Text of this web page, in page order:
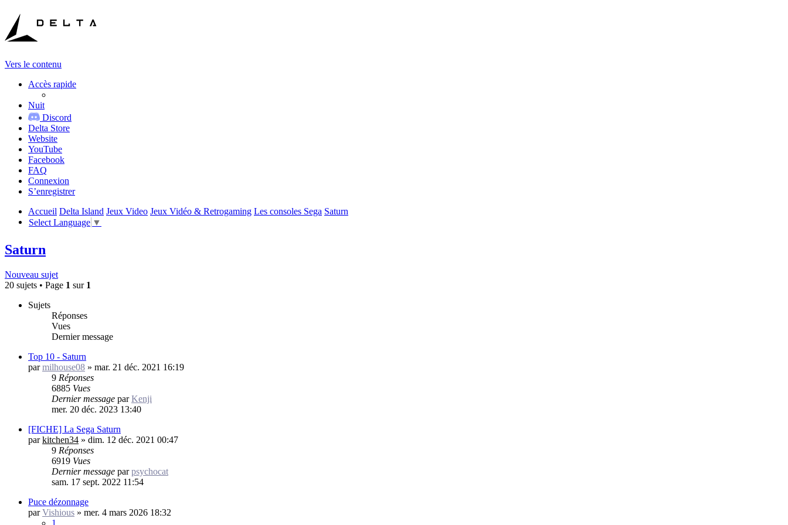
Vers le contenu
Accès rapide
Nuit
Discord
Delta Store
Website
YouTube
Facebook
FAQ
Connexion
S’enregistrer
Accueil Delta Island Jeux Video Jeux Vidéo & Retrogaming Les consoles Sega Saturn
Select Language ▼
Saturn
Nouveau sujet
20 sujets • Page 1 sur 1
Sujets
Réponses
Vues
Dernier message
Top 10 - Saturn
parmilhouse08 » mar. 21 déc. 2021 16:19
9 Réponses
6885 Vues
Dernier message parKenji
mer. 20 déc. 2023 13:40
[FICHE] La Sega Saturn
parkitchen34 » dim. 12 déc. 2021 00:47
9 Réponses
6919 Vues
Dernier message parpsychocat
sam. 17 sept. 2022 11:54
Puce dézonnage
parVishious » mer. 4 mars 2026 18:32
1